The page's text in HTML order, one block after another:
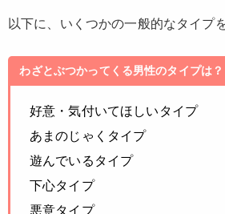
以下に、いくつかの一般的なタイプ
わざとぶつかってくる男性のタイプは？
好意・気付いてほしいタイプ
あまのじゃくタイプ
遊んでいるタイプ
下心タイプ
悪意タイプ